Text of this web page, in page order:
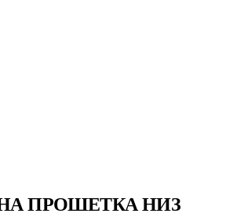
ПРОШЕТКА НИЗ